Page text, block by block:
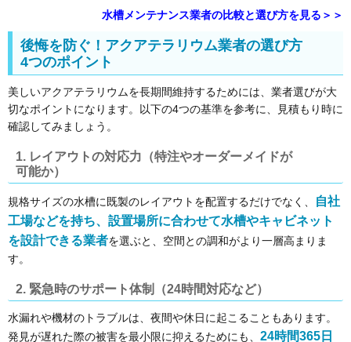
水槽メンテナンス業者の比較と選び方を見る＞＞
後悔を防ぐ！アクアテラリウム業者の選び方
4つのポイント
美しいアクアテラリウムを長期間維持するためには、業者選びが大
切なポイントになります。以下の4つの基準を参考に、見積もり時に
確認してみましょう。
1. レイアウトの対応力（特注やオーダーメイドが
可能か）
規格サイズの水槽に既製のレイアウトを配置するだけでなく、
自社
工場などを持ち、設置場所に合わせて水槽やキャビネット
を設計できる業者を選ぶと、空間との調和がより一層高まりま
す。
2. 緊急時のサポート体制（24時間対応など）
水漏れや機材のトラブルは、夜間や休日に起こることもあります。
発見が遅れた際の被害を最小限に抑えるためにも、 24時間365日